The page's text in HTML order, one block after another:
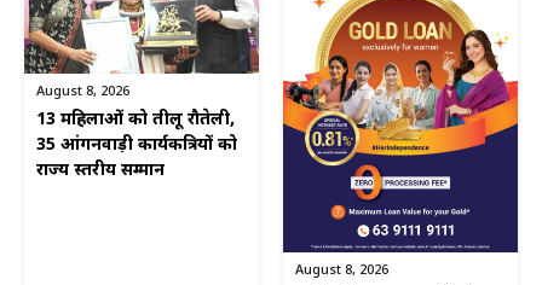
August 8, 2026
13 महिलाओं को तीलू रौतेली,
35 आंगनवाड़ी कार्यकत्रियों को
राज्य स्तरीय सम्मान
August 8, 2026